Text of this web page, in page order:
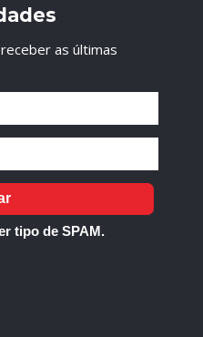
as últimas
tipo de SPAM.